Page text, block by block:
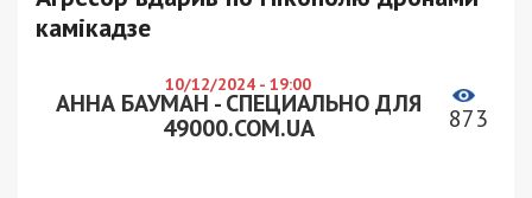
камікадзе
10/12/2024 - 19:00
АННА БАУМАН - СПЕЦИАЛЬНО ДЛЯ
49000.COM.UA
873